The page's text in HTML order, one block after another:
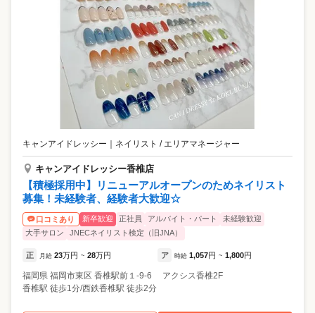
キャンアイドレッシー ｜ ネイリスト / エリアマネージャー
キャンアイドレッシー香椎店
【積極採用中】リニューアルオープンのためネイリスト
募集！未経験者、経験者大歓迎☆
口コミあり 新卒歓迎 正社員 アルバイト・パート
未経験歓迎
大手サロン
JNECネイリスト検定（旧JNA）
正 月給 23万円 ~ 28万円 ア 時給 1,057円 ~ 1,800円
福岡県 福岡市東区 香椎駅前１-9-6 アクシス香椎2F
香椎駅 徒歩1分/西鉄香椎駅 徒歩2分